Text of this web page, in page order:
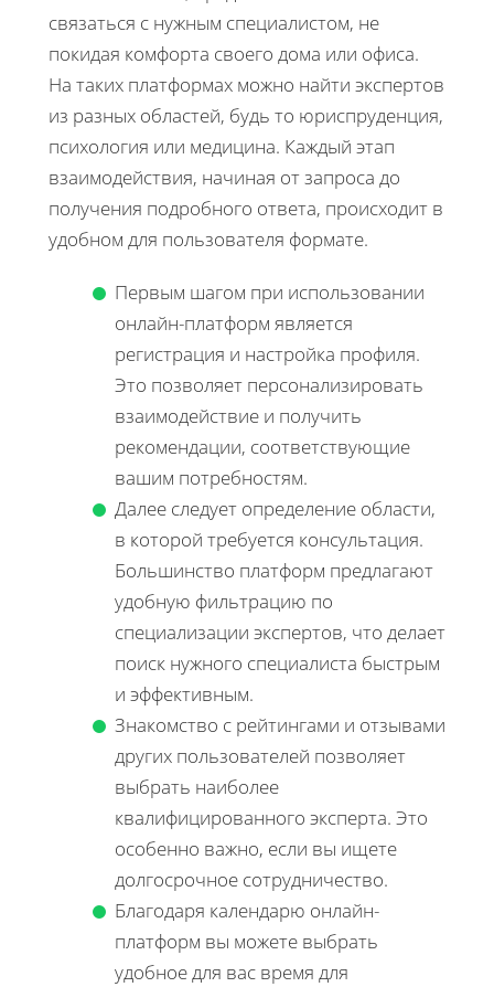
связаться с нужным специалистом, не
покидая комфорта своего дома или офиса.
На таких платформах можно найти экспертов
из разных областей, будь то юриспруденция,
психология или медицина. Каждый этап
взаимодействия, начиная от запроса до
получения подробного ответа, происходит в
удобном для пользователя формате.
Первым шагом при использовании
онлайн-платформ является
регистрация и настройка профиля.
Это позволяет персонализировать
взаимодействие и получить
рекомендации, соответствующие
вашим потребностям.
Далее следует определение области,
в которой требуется консультация.
Большинство платформ предлагают
удобную фильтрацию по
специализации экспертов, что делает
поиск нужного специалиста быстрым
и эффективным.
Знакомство с рейтингами и отзывами
других пользователей позволяет
выбрать наиболее
квалифицированного эксперта. Это
особенно важно, если вы ищете
долгосрочное сотрудничество.
Благодаря календарю онлайн-
платформ вы можете выбрать
удобное для вас время для